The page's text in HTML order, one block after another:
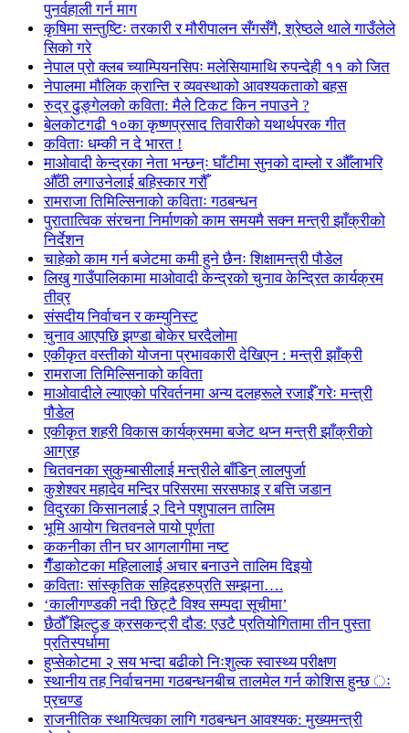
पुनर्वहाली गर्न माग
कृषिमा सन्तुष्टिः तरकारी र मौरीपालन सँगसँगै, श्रेष्ठले थाले गाउँलेले
सिको गरे
नेपाल प्रो क्लब च्याम्पियनसिपः मलेसियामाथि रुपन्देही ११ को जित
नेपालमा मौलिक क्रान्ति र व्यवस्थाको आवश्यकताको बहस
रुद्र ढुङ्गेलको कविता: मैले टिकट किन नपाउने ?
बेलकोटगढी १०का कृष्णप्रसाद तिवारीको यथार्थपरक गीत
कविताः धम्की न दे भारत !
माओवादी केन्द्रका नेता भन्छन्ः घाँटीमा सुनको दाम्लो र औँलाभरि
औँठी लगाउनेलाई बहिस्कार गरौँ
रामराजा तिमिल्सिनाको कविताः गठबन्धन
पुरातात्विक संरचना निर्माणको काम समयमै सक्न मन्त्री झाँक्रीको
निर्देशन
चाहेको काम गर्न बजेटमा कमी हुने छैनः शिक्षामन्त्री पौडेल
लिखु गाउँपालिकामा माओवादी केन्द्रको चुनाव केन्द्रित कार्यक्रम
तीव्र
संसदीय निर्वाचन र कम्युनिस्ट
चुनाव आएपछि झण्डा बोकेर घरदैलोमा
एकीकृत वस्तीको योजना प्रभावकारी देखिएन : मन्त्री झाँक्री
रामराजा तिमिल्सिनाको कविता
माओवादीले ल्याएको परिवर्तनमा अन्य दलहरूले रजाईँ गरेः मन्त्री
पौडेल
एकीकृत शहरी विकास कार्यक्रममा बजेट थप्न मन्त्री झाँक्रीको
आग्रह
चितवनका सुकुम्बासीलाई मन्त्रीले बाँडिन् लालपुर्जा
कुशेश्वर महादेव मन्दिर परिसरमा सरसफाइ र बत्ति जडान
विदुरका किसानलाई २ दिने पशुपालन तालिम
भूमि आयोग चितवनले पायो पूर्णता
ककनीका तीन घर आगलागीमा नष्ट
गैँडाकोटका महिलालाई अचार बनाउने तालिम दिइयो
कविताः सांस्कृतिक सहिदहरुप्रति सम्झना….
‘कालीगण्डकी नदी छिट्टै विश्व सम्पदा सूचीमा’
छैठौँ झिल्टुङ क्रसकन्ट्री दौड: एउटै प्रतियोगितामा तीन पुस्ता
प्रतिस्पर्धामा
हुप्सेकोटमा २ सय भन्दा बढीको निःशुल्क स्वास्थ्य परीक्षण
स्थानीय तह निर्वाचनमा गठबन्धनबीच तालमेल गर्न कोशिस हुन्छ ः
प्रचण्ड
राजनीतिक स्थायित्वका लागि गठबन्धन आवश्यक: मुख्यमन्त्री